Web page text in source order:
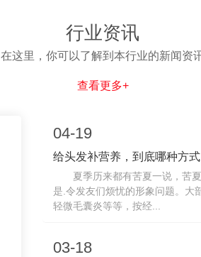
行业资讯
在这里，你可以了解到本行业的新闻资
查看更多+
04-19
给头发补营养，到底哪种方式
夏季历来都有苦夏一说，苦
是.令发友们烦忧的形象问题。大
轻微毛囊炎等等，按经...
03-18